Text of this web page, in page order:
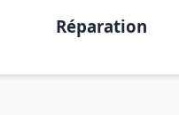
Réparation